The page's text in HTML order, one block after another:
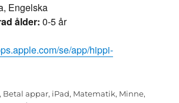
Engelska
ålder: 0-5 år
se/app/hippi-
, Betal appar, iPad, Matematik, Minne,